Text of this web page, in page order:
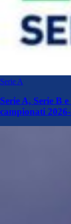
Serie A
Serie A, Serie B
campionati